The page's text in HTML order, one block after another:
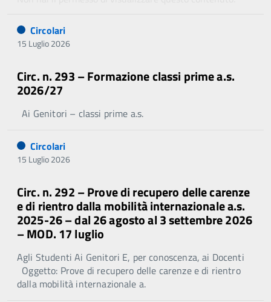
Circolari
15 Luglio 2026
Circ. n. 293 – Formazione classi prime a.s.
2026/27
Ai Genitori – classi prime a.s.
Circolari
15 Luglio 2026
Circ. n. 292 – Prove di recupero delle carenze
e di rientro dalla mobilità internazionale a.s.
2025-26 – dal 26 agosto al 3 settembre 2026
– MOD. 17 luglio
Agli Studenti Ai Genitori E, per conoscenza, ai Docenti
Oggetto: Prove di recupero delle carenze e di rientro
dalla mobilità internazionale a.